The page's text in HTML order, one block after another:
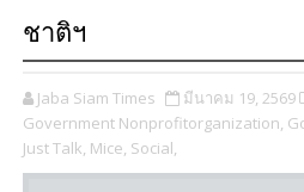
ชาติฯ
Jaba Siam Times มีนาคม 19, 2569
Government Nonprofitorganization,
Just Talk, Mice, Social,